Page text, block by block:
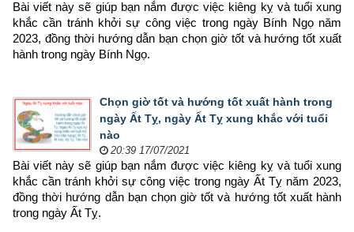
Bài viết này sẽ giúp bạn nắm được việc kiêng kỵ và tuổi xung
khắc cần tránh khởi sự công việc trong ngày Bính Ngọ năm
2023, đồng thời hướng dẫn bạn chọn giờ tốt và hướng tốt xuất
hành trong ngày Bính Ngọ.
Chọn giờ tốt và hướng tốt xuất hành trong
ngày Ất Tỵ, ngày Ất Tỵ xung khắc với tuổi
nào
20:39 17/07/2021
Bài viết này sẽ giúp bạn nắm được việc kiêng kỵ và tuổi xung
khắc cần tránh khởi sự công việc trong ngày Ất Tỵ năm 2023,
đồng thời hướng dẫn bạn chọn giờ tốt và hướng tốt xuất hành
trong ngày Ất Tỵ.